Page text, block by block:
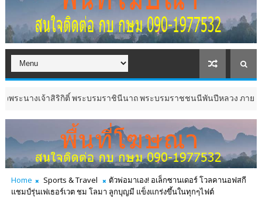
สิริกิติ์ พระบรมราชินีนาถ พระบรมราชชนนีพันปีหลวง ภายใต้งาน “ด
Home Sports & Travel
ตัวพ่อมาเอง! อเล็กซานเดอร์ โวลคานอฟสกี
แชมป์รุ่นเฟเธอร์เวต ชม โลมา ลูกบุญมี แข็งแกร่งขึ้นในทุกๆไฟต์